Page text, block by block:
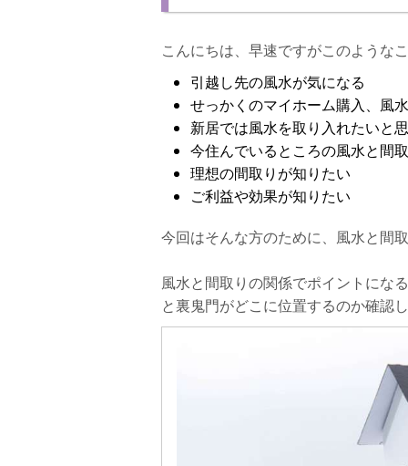
リビング
キッチン
トイレ、浴室
寝室
他にもある！運気がUPする方法
理想の間取り＋運気UPアイテム！
こんにちは、早速ですがこのような
引越し先の風水が気になる
せっかくのマイホーム購入、風
新居では風水を取り入れたいと
今住んでいるところの風水と間
理想の間取りが知りたい
ご利益や効果が知りたい
今回はそんな方のために、風水と間
風水と間取りの関係でポイントにな
と裏鬼門がどこに位置するのか確認